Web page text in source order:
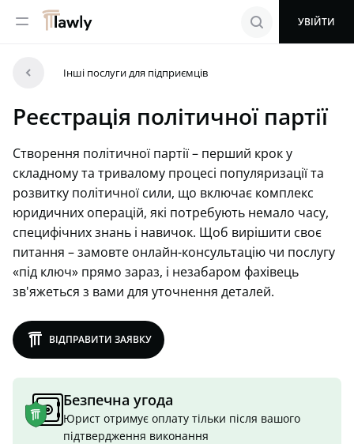
menu search УВІЙТИ
arrowleft Інші послуги для підприємців
Реєстрація політичної партії
Створення політичної партії – перший крок у
складному та тривалому процесі популяризації та
розвитку політичної сили, що включає комплекс
юридичних операцій, які потребують немало часу,
специфічних знань і навичок. Щоб вирішити своє
питання – замовте онлайн-консультацію чи послугу
«під ключ» прямо зараз, і незабаром фахівець
зв'яжеться з вами для уточнення деталей.
lawly ВІДПРАВИТИ ЗАЯВКУ
Безпечна угода
Юрист отримує оплату тільки після вашого
підтвердження виконання